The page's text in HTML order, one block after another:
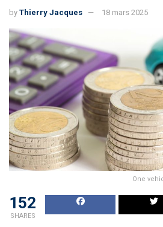
by Thierry Jacques 18 mars 2025
One
152
SHARES